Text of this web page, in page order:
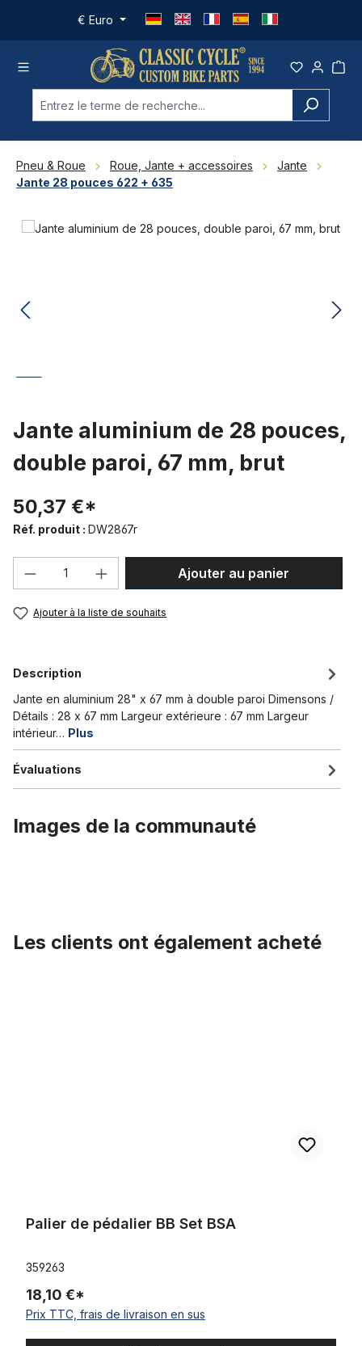
Passer au contenu principal
€ Euro
Pneu & Roue Roue, Jante + accessoires
Jante
Jante 28 pouces 622 + 635
Ignorer la galerie d'images
Jante aluminium de 28 pouces,
double paroi, 67 mm, brut
50,37 €*
Réf. produit : DW2867r
Quantité de produit : Entrez la
Ajouter au panier
Ajouter à la liste de souhaits
Description
Jante en aluminium 28" x 67 mm à double paroi Dimensons /
Détails : 28 x 67 mm Largeur extérieure : 67 mm Largeur
intérieur… Plus
Évaluations
Images de la communauté
Les clients ont également acheté
Palier de pédalier BB Set BSA
359263
18,10 €*
Prix TTC, frais de livraison en sus